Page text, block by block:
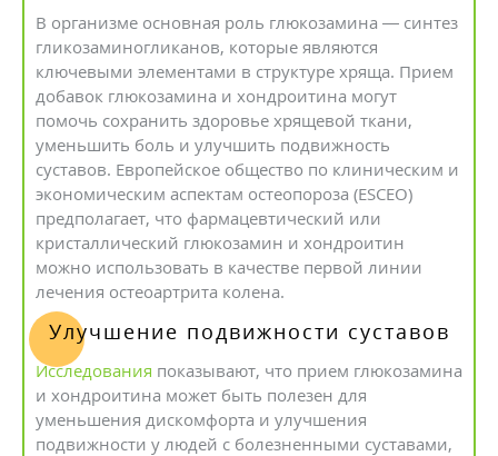
В организме основная роль глюкозамина — синтез
гликозаминогликанов, которые являются
ключевыми элементами в структуре хряща. Прием
добавок глюкозамина и хондроитина могут
помочь сохранить здоровье хрящевой ткани,
уменьшить боль и улучшить подвижность
суставов. Европейское общество по клиническим и
экономическим аспектам остеопороза (ESCEO)
предполагает, что фармацевтический или
кристаллический глюкозамин и хондроитин
можно использовать в качестве первой линии
лечения остеоартрита колена.
Улучшение подвижности суставов
Исследования показывают, что прием глюкозамина
и хондроитина может быть полезен для
уменьшения дискомфорта и улучшения
подвижности у людей с болезненными суставами,